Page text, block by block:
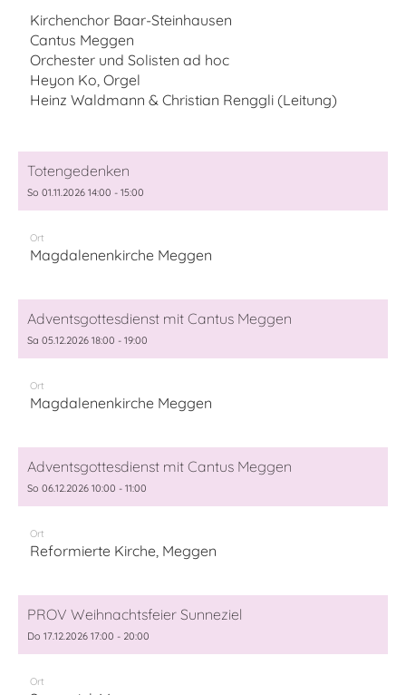
Kirchenchor Baar-Steinhausen
Cantus Meggen
Orchester und Solisten ad hoc
Heyon Ko, Orgel
Heinz Waldmann & Christian Renggli (Leitung)
Totengedenken
So 01.11.2026 14:00 - 15:00
Ort
Magdalenenkirche Meggen
Adventsgottesdienst mit Cantus Meggen
Sa 05.12.2026 18:00 - 19:00
Ort
Magdalenenkirche Meggen
Adventsgottesdienst mit Cantus Meggen
So 06.12.2026 10:00 - 11:00
Ort
Reformierte Kirche, Meggen
PROV Weihnachtsfeier Sunneziel
Do 17.12.2026 17:00 - 20:00
Ort